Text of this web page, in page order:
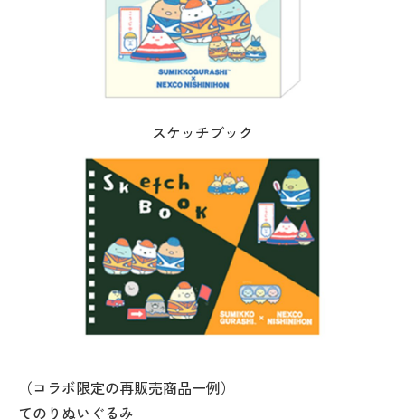
スケッチブック
（コラボ限定の再販売商品一例）
てのりぬいぐるみ